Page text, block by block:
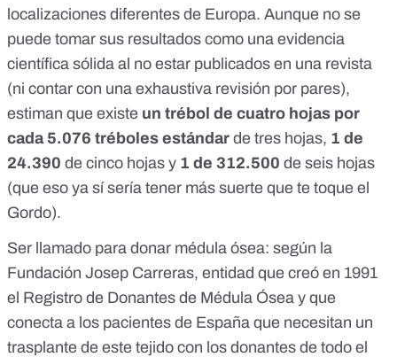
localizaciones diferentes de Europa. Aunque no se
puede tomar sus resultados como una evidencia
científica sólida al no estar publicados en una revista
(ni contar con una exhaustiva revisión por pares),
estiman que existe un trébol de cuatro hojas por
cada 5.076 tréboles estándar de tres hojas, 1 de
24.390 de cinco hojas y 1 de 312.500 de seis hojas
(que eso ya sí sería tener más suerte que te toque el
Gordo).
Ser llamado para donar médula ósea: según la
Fundación Josep Carreras, entidad que creó en 1991
el Registro de Donantes de Médula Ósea y que
conecta a los pacientes de España que necesitan un
trasplante de este tejido con los donantes de todo el